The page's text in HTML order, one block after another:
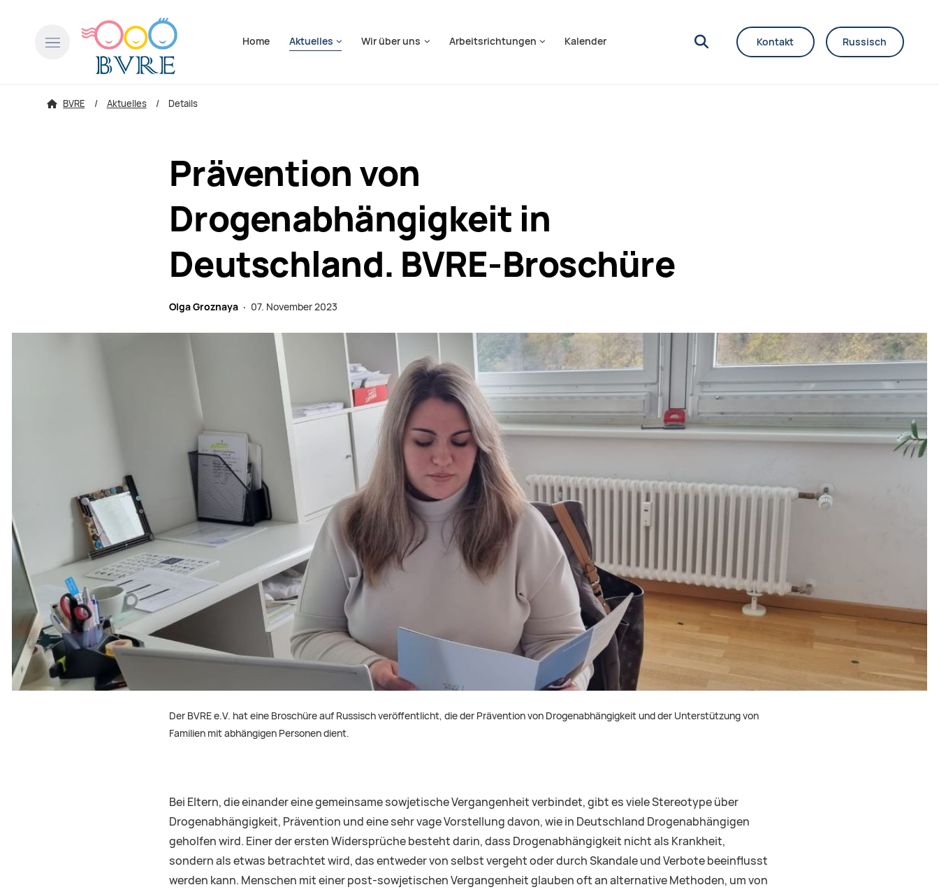
Home
Aktuelles Wir über uns Arbeitsrichtungen Kalender Kontakt Russisch
BVRE Aktuelles Details
Prävention von
Drogenabhängigkeit in
Deutschland. BVRE-Broschüre
Olga Groznaya · 07. November 2023
Der BVRE e.V. hat eine Broschüre auf Russisch veröffentlicht, die der Prävention von Drogenabhängigkeit und der Unterstützung von
Familien mit abhängigen Personen dient.
Bei Eltern, die einander eine gemeinsame sowjetische Vergangenheit verbindet, gibt es viele Stereotype über
Drogenabhängigkeit, Prävention und eine sehr vage Vorstellung davon, wie in Deutschland Drogenabhängigen
geholfen wird. Einer der ersten Widersprüche besteht darin, dass Drogenabhängigkeit nicht als Krankheit,
sondern als etwas betrachtet wird, das entweder von selbst vergeht oder durch Skandale und Verbote beeinflusst
werden kann. Menschen mit einer post-sowjetischen Vergangenheit glauben oft an alternative Methoden, um von